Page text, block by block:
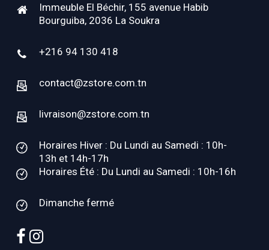
Immeuble El Béchir, 155 avenue Habib
Bourguiba, 2036 La Soukra
+216 94 130 418
contact@zstore.com.tn
livraison@zstore.com.tn
Horaires Hiver : Du Lundi au Samedi : 10h-
13h et 14h-17h
Horaires Été : Du Lundi au Samedi : 10h-16h
Dimanche fermé
facebook
instagram